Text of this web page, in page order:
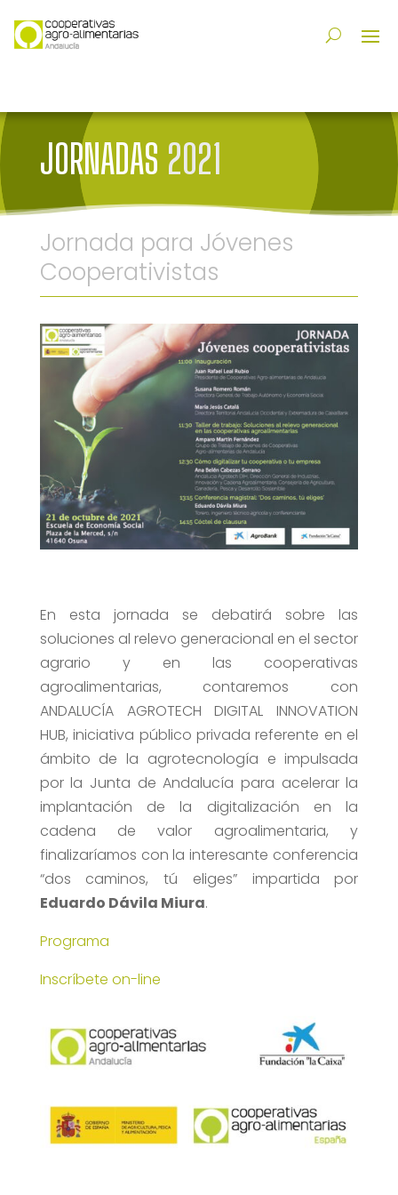
JORNADAS 2021
Jornada para Jóvenes
Cooperativistas
En esta jornada se debatirá sobre las
soluciones al relevo generacional en el sector
agrario y en las cooperativas
agroalimentarias, contaremos con
ANDALUCÍA AGROTECH DIGITAL INNOVATION
HUB, iniciativa público privada referente en el
ámbito de la agrotecnología e impulsada
por la Junta de Andalucía para acelerar la
implantación de la digitalización en la
cadena de valor agroalimentaria, y
finalizaríamos con la interesante conferencia
“dos caminos, tú eliges” impartida por
Eduardo Dávila Miura.
Programa
Inscríbete on-line